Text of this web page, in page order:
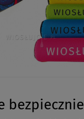
bezpiecznie